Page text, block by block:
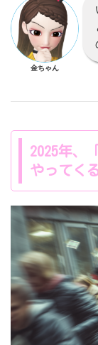
金ちゃん
2025年、
やってく